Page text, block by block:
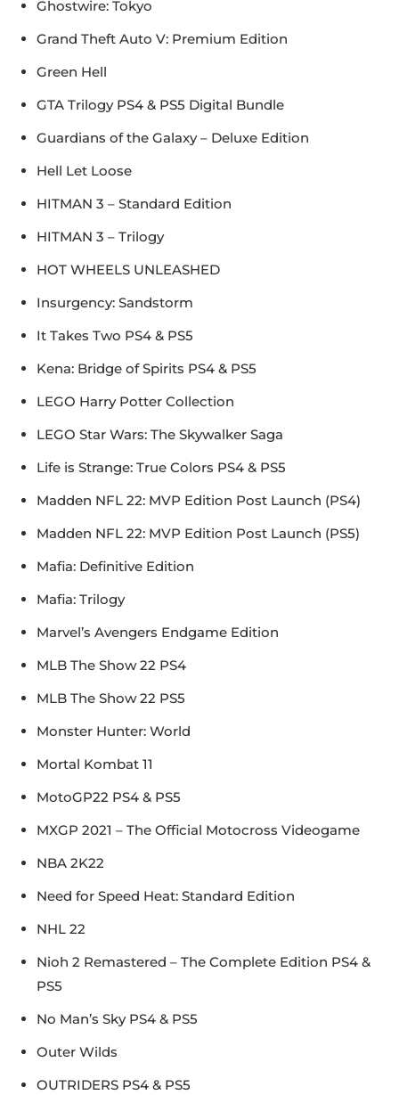
Ghostwire: Tokyo
Grand Theft Auto V: Premium Edition
Green Hell
GTA Trilogy PS4 & PS5 Digital Bundle
Guardians of the Galaxy – Deluxe Edition
Hell Let Loose
HITMAN 3 – Standard Edition
HITMAN 3 – Trilogy
HOT WHEELS UNLEASHED
Insurgency: Sandstorm
It Takes Two PS4 & PS5
Kena: Bridge of Spirits PS4 & PS5
LEGO Harry Potter Collection
LEGO Star Wars: The Skywalker Saga
Life is Strange: True Colors PS4 & PS5
Madden NFL 22: MVP Edition Post Launch (PS4)
Madden NFL 22: MVP Edition Post Launch (PS5)
Mafia: Definitive Edition
Mafia: Trilogy
Marvel’s Avengers Endgame Edition
MLB The Show 22 PS4
MLB The Show 22 PS5
Monster Hunter: World
Mortal Kombat 11
MotoGP22 PS4 & PS5
MXGP 2021 – The Official Motocross Videogame
NBA 2K22
Need for Speed Heat: Standard Edition
NHL 22
Nioh 2 Remastered – The Complete Edition PS4 &
PS5
No Man’s Sky PS4 & PS5
Outer Wilds
OUTRIDERS PS4 & PS5